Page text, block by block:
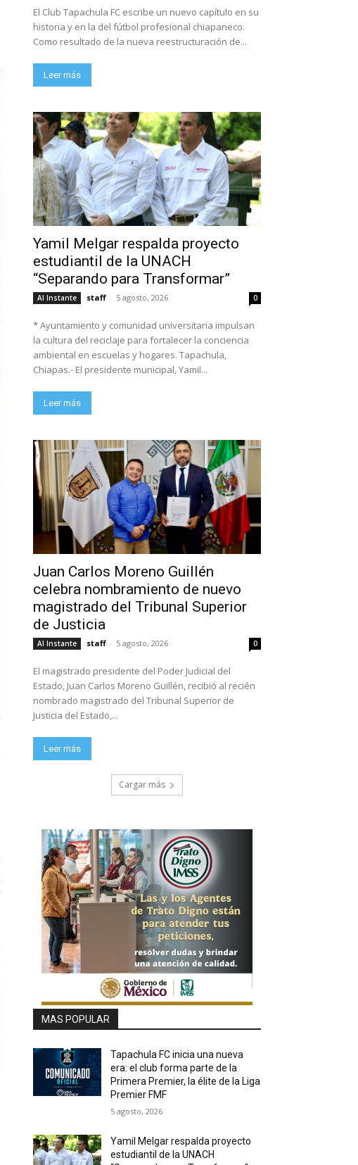
El Club Tapachula FC escribe un nuevo capítulo en su
historia y en la del fútbol profesional chiapaneco.
Como resultado de la nueva reestructuración de...
Leer más
Yamil Melgar respalda proyecto
estudiantil de la UNACH
“Separando para Transformar”
Al Instante staff - 5 agosto, 2026 0
* Ayuntamiento y comunidad universitaria impulsan
la cultura del reciclaje para fortalecer la conciencia
ambiental en escuelas y hogares. Tapachula,
Chiapas.- El presidente municipal, Yamil...
Leer más
Juan Carlos Moreno Guillén
celebra nombramiento de nuevo
magistrado del Tribunal Superior
de Justicia
Al Instante staff - 5 agosto, 2026 0
El magistrado presidente del Poder Judicial del
Estado, Juan Carlos Moreno Guillén, recibió al recién
nombrado magistrado del Tribunal Superior de
Justicia del Estado,...
Leer más
Cargar más
MAS POPULAR
Tapachula FC inicia una nueva
era: el club forma parte de la
Primera Premier, la élite de la Liga
Premier FMF
5 agosto, 2026
Yamil Melgar respalda proyecto
estudiantil de la UNACH